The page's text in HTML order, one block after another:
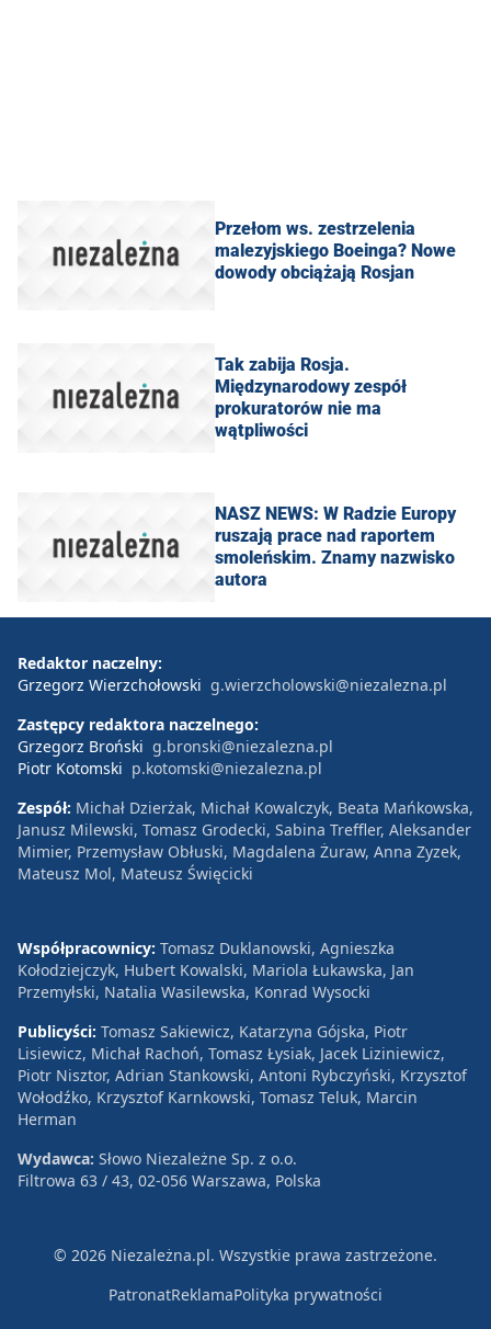
Przełom ws. zestrzelenia
malezyjskiego Boeinga? Nowe
dowody obciążają Rosjan
Tak zabija Rosja.
Międzynarodowy zespół
prokuratorów nie ma
wątpliwości
NASZ NEWS: W Radzie Europy
ruszają prace nad raportem
smoleńskim. Znamy nazwisko
autora
Redaktor naczelny:
Grzegorz Wierzchołowski g.wierzcholowski@niezalezna.pl
Zastępcy redaktora naczelnego:
Grzegorz Broński g.bronski@niezalezna.pl
Piotr Kotomski p.kotomski@niezalezna.pl
Zespół: Michał Dzierżak, Michał Kowalczyk, Beata Mańkowska,
Janusz Milewski, Tomasz Grodecki, Sabina Treffler, Aleksander
Mimier, Przemysław Obłuski, Magdalena Żuraw, Anna Zyzek,
Mateusz Mol, Mateusz Święcicki
Współpracownicy: Tomasz Duklanowski, Agnieszka
Kołodziejczyk, Hubert Kowalski, Mariola Łukawska, Jan
Przemyłski, Natalia Wasilewska, Konrad Wysocki
Publicyści: Tomasz Sakiewicz, Katarzyna Gójska, Piotr
Lisiewicz, Michał Rachoń, Tomasz Łysiak, Jacek Liziniewicz,
Piotr Nisztor, Adrian Stankowski, Antoni Rybczyński, Krzysztof
Wołodźko, Krzysztof Karnkowski, Tomasz Teluk, Marcin
Herman
Wydawca: Słowo Niezależne Sp. z o.o.
Filtrowa 63 / 43, 02-056 Warszawa, Polska
© 2026 Niezależna.pl. Wszystkie prawa zastrzeżone.
PatronatReklamaPolityka prywatności